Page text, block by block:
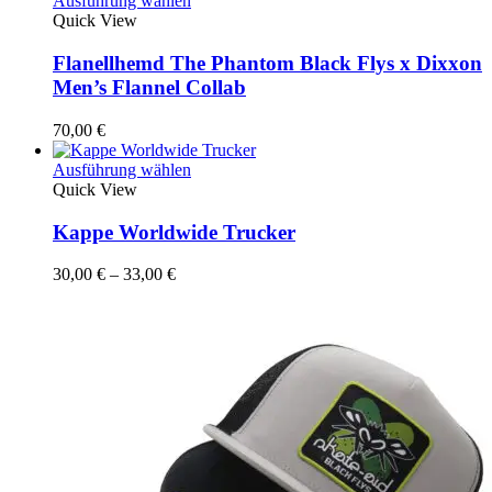
mehrere
Varianten
auf.
können
auf
gewählt
Quick View
Flanellhemd The Phantom Black Flys x Dixxon
Men’s Flannel Collab
70,00 €
Ausführung wählen
mehrere
Varianten
Produktseite
gewählt
werden
Quick View
Kappe Worldwide Trucker
30,00 € – 33,00 €Preisspanne: